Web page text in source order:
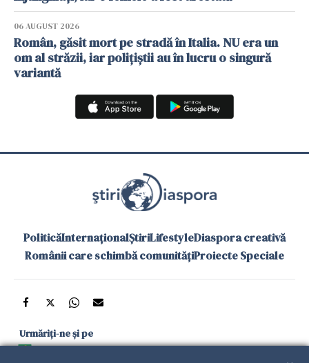
06 AUGUST 2026
Român, găsit mort pe stradă în Italia. NU era un
om al străzii, iar polițiștii au în lucru o singură
variantă
PoliticăInternaționalȘtiriLifestyleDiaspora creativă
Românii care schimbă comunitățiProiecte Speciale
Urmăriți-ne și pe